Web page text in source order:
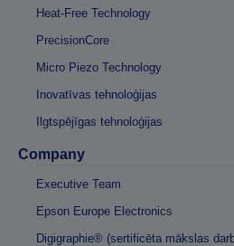
Heat-Free Technology
PrecisionCore
Micro Piezo Technology
Inovatīvas tehnoloģijas
Ilgtspējīgas tehnoloģijas
Company
Executive Team
Epson Europe Electronics
Digigraphie® (sertificēta mākslas